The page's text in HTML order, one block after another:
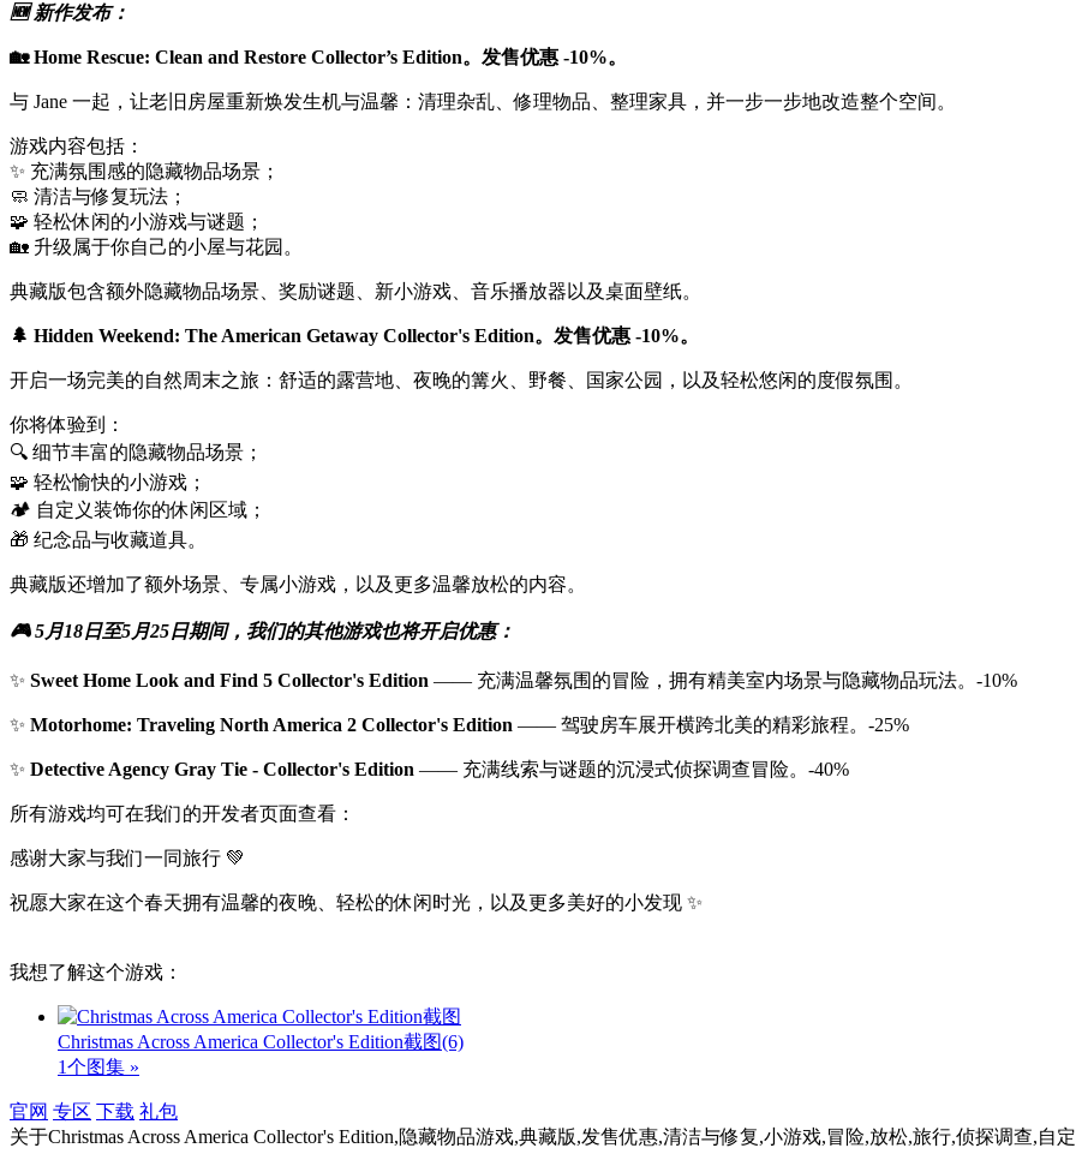
🆕 新作发布：
🏡 Home Rescue: Clean and Restore Collector’s Edition。发售优惠 -10%。
与 Jane 一起，让老旧房屋重新焕发生机与温馨：清理杂乱、修理物品、整理家具，并一步一步地改造整个空间。
游戏内容包括：
✨ 充满氛围感的隐藏物品场景；
🧼 清洁与修复玩法；
🧩 轻松休闲的小游戏与谜题；
🏡 升级属于你自己的小屋与花园。
典藏版包含额外隐藏物品场景、奖励谜题、新小游戏、音乐播放器以及桌面壁纸。
🌲 Hidden Weekend: The American Getaway Collector's Edition。发售优惠 -10%。
开启一场完美的自然周末之旅：舒适的露营地、夜晚的篝火、野餐、国家公园，以及轻松悠闲的度假氛围。
你将体验到：
🔍 细节丰富的隐藏物品场景；
🧩 轻松愉快的小游戏；
🏕 自定义装饰你的休闲区域；
🎁 纪念品与收藏道具。
典藏版还增加了额外场景、专属小游戏，以及更多温馨放松的内容。
🎮 5月18日至5月25日期间，我们的其他游戏也将开启优惠：
✨ Sweet Home Look and Find 5 Collector's Edition —— 充满温馨氛围的冒险，拥有精美室内场景与隐藏物品玩法。-10%
✨ Motorhome: Traveling North America 2 Collector's Edition —— 驾驶房车展开横跨北美的精彩旅程。-25%
✨ Detective Agency Gray Tie - Collector's Edition —— 充满线索与谜题的沉浸式侦探调查冒险。-40%
所有游戏均可在我们的开发者页面查看：
感谢大家与我们一同旅行 💚
祝愿大家在这个春天拥有温馨的夜晚、轻松的休闲时光，以及更多美好的小发现 ✨
我想了解这个游戏：
Christmas Across America Collector's Edition截图(6)
1个图集 »
官网 专区 下载 礼包
关于Christmas Across America Collector's Edition,隐藏物品游戏,典藏版,发售优惠,清洁与修复,小游戏,冒险,放松,旅行,侦探调查,自